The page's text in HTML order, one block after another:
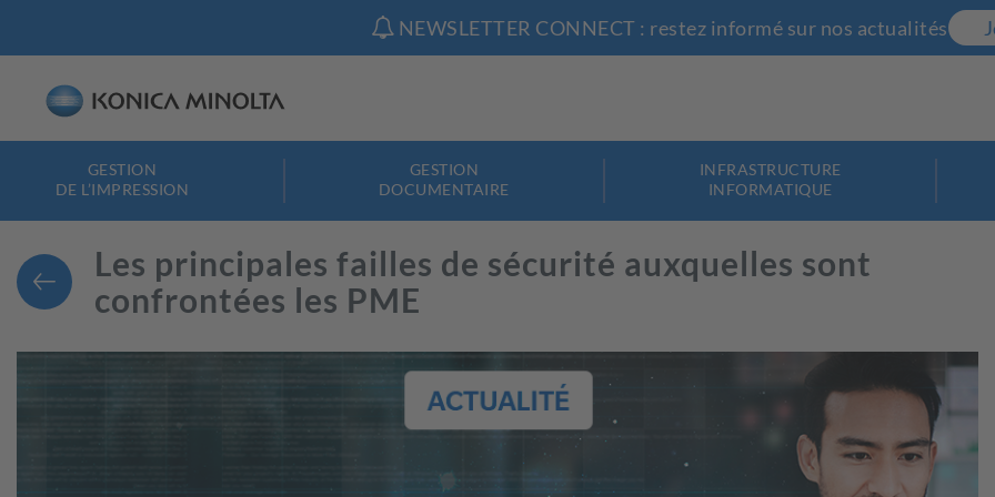
NEWSLETTER CONNECT : restez informé sur nos actualités
GESTION
DE L’IMPRESSION
GESTION
DOCUMENTAIRE
INFRASTRUCTURE
INFORMATIQUE
Accueil / Infrastructure informatique / Article
Les principales failles de sécurité auxquelles sont
confrontées les PME